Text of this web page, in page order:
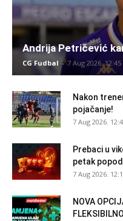
Andrija Petričević
CG Fudbal - 7 Aug 2026. 12:45
Nakon
pojačanje!
7 Aug 2026.
Prebaci u
petak
7 Aug 2026.
NOVA